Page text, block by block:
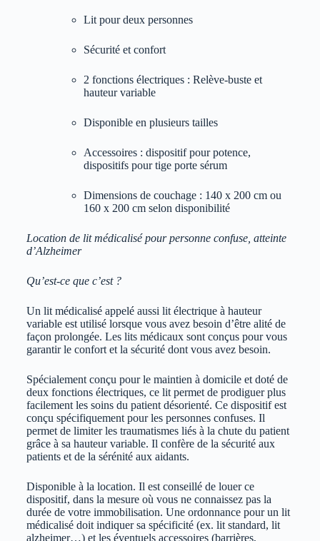
Lit pour deux personnes
Sécurité et confort
2 fonctions électriques : Relève-buste et
hauteur variable
Disponible en plusieurs tailles
Accessoires : dispositif pour potence,
dispositifs pour tige porte sérum
Dimensions de couchage : 140 x 200 cm ou
160 x 200 cm selon disponibilité
Location de lit médicalisé pour personne confuse, atteinte
d’Alzheimer
Qu’est-ce que c’est ?
Un lit médicalisé appelé aussi lit électrique à hauteur
variable est utilisé lorsque vous avez besoin d’être alité de
façon prolongée. Les lits médicaux sont conçus pour vous
garantir le confort et la sécurité dont vous avez besoin.
Spécialement conçu pour le maintien à domicile et doté de
deux fonctions électriques, ce lit permet de prodiguer plus
facilement les soins du patient désorienté. Ce dispositif est
conçu spécifiquement pour les personnes confuses. Il
permet de limiter les traumatismes liés à la chute du patient
grâce à sa hauteur variable. Il confère de la sécurité aux
patients et de la sérénité aux aidants.
Disponible à la location. Il est conseillé de louer ce
dispositif, dans la mesure où vous ne connaissez pas la
durée de votre immobilisation. Une ordonnance pour un lit
médicalisé doit indiquer sa spécificité (ex. lit standard, lit
alzheimer…) et les éventuels accessoires (barrières,